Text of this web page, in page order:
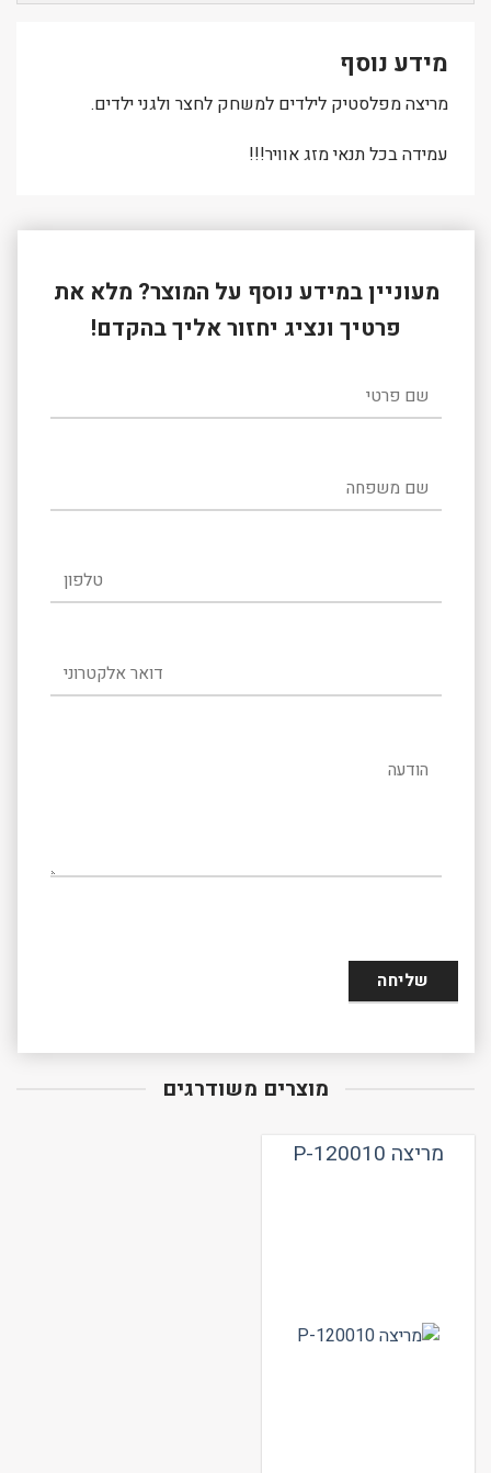
מידע נוסף
מריצה מפלסטיק לילדים למשחק לחצר ולגני ילדים.
עמידה בכל תנאי מזג אוויר!!!
מעוניין במידע נוסף על המוצר? מלא את
פרטיך ונציג יחזור אליך בהקדם!
שם פרטי
שם משפחה
מוצרים משודרגים
מריצה P-120010